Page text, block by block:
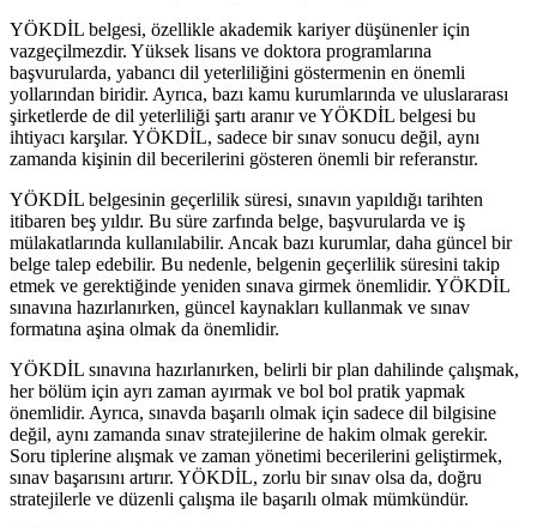
YÖKDİL belgesi, özellikle akademik kariyer düşünenler için
vazgeçilmezdir. Yüksek lisans ve doktora programlarına
başvurularda, yabancı dil yeterliliğini göstermenin en önemli
yollarından biridir. Ayrıca, bazı kamu kurumlarında ve uluslararası
şirketlerde de dil yeterliliği şartı aranır ve YÖKDİL belgesi bu
ihtiyacı karşılar. YÖKDİL, sadece bir sınav sonucu değil, aynı
zamanda kişinin dil becerilerini gösteren önemli bir referanstır.
YÖKDİL belgesinin geçerlilik süresi, sınavın yapıldığı tarihten
itibaren beş yıldır. Bu süre zarfında belge, başvurularda ve iş
mülakatlarında kullanılabilir. Ancak bazı kurumlar, daha güncel bir
belge talep edebilir. Bu nedenle, belgenin geçerlilik süresini takip
etmek ve gerektiğinde yeniden sınava girmek önemlidir. YÖKDİL
sınavına hazırlanırken, güncel kaynakları kullanmak ve sınav
formatına aşina olmak da önemlidir.
YÖKDİL sınavına hazırlanırken, belirli bir plan dahilinde çalışmak,
her bölüm için ayrı zaman ayırmak ve bol bol pratik yapmak
önemlidir. Ayrıca, sınavda başarılı olmak için sadece dil bilgisine
değil, aynı zamanda sınav stratejilerine de hakim olmak gerekir.
Soru tiplerine alışmak ve zaman yönetimi becerilerini geliştirmek,
sınav başarısını artırır. YÖKDİL, zorlu bir sınav olsa da, doğru
stratejilerle ve düzenli çalışma ile başarılı olmak mümkündür.